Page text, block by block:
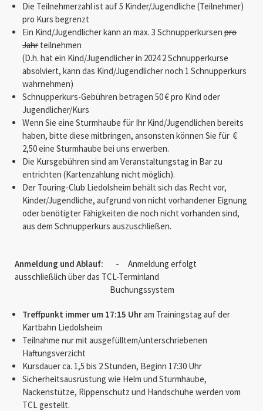
Die Teilnehmerzahl ist auf 5 Kinder/Jugendliche (Teilnehmer)
pro Kurs begrenzt
Ein Kind/Jugendlicher kann an max. 3 Schnupperkursenpro
Jahrteilnehmen
(D.h. hat ein Kind/Jugendlicher in 2024 2 Schnupperkurse
absolviert, kann das Kind/Jugendlicher noch 1 Schnupperkurs
wahrnehmen)
Schnupperkurs-Gebühren betragen 50 € pro Kind oder
Jugendlicher/Kurs
Wenn Sie eine Sturmhaube für Ihr Kind/Jugendlichen bereits
haben, bitte diese mitbringen, ansonsten können Sie für €
2,50 eine Sturmhaube bei uns erwerben.
Die Kursgebühren sind am Veranstaltungstag in Bar zu
entrichten (Kartenzahlung nicht möglich).
Der Touring-Club Liedolsheim behält sich das Recht vor,
Kinder/Jugendliche, aufgrund von nicht vorhandener Eignung
oder benötigter Fähigkeiten die noch nicht vorhanden sind,
aus dem Schnupperkurs auszuschließen.
Anmeldung und Ablauf: - Anmeldung erfolgt
ausschließlich über das TCL-Terminland
Buchungssystem
Treffpunkt immer um 17:15 Uhram Trainingstag auf der
Kartbahn Liedolsheim
Teilnahme nur mit ausgefülltem/unterschriebenen
Haftungsverzicht
Kursdauer ca. 1,5 bis 2 Stunden, Beginn 17:30 Uhr
Sicherheitsausrüstung wie Helm und Sturmhaube,
Nackenstütze, Rippenschutz und Handschuhe werden vom
TCL gestellt.